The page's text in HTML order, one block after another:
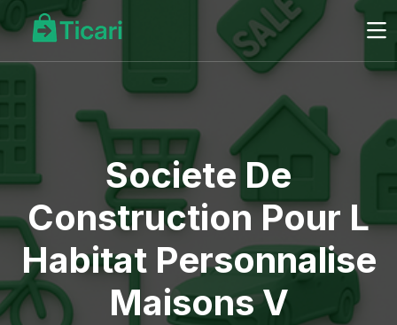
Societe De
Construction Pour L
Habitat Personnalise
Maisons V